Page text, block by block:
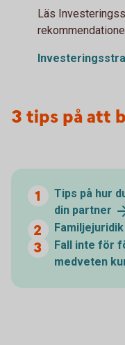
Läs
3 tips på att
Tips på hur
din partner
Fall inte för
medveten